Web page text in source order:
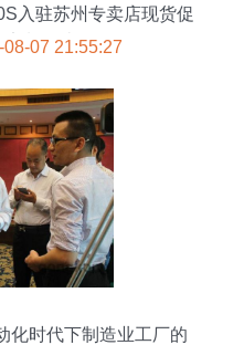
入驻苏州专卖店现货促
定制解读
07 21:55:27
化时代下制造业工厂的